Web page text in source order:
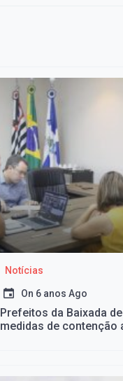
Notícias
On 6 anos Ago
Prefeitos da Baixada
medidas de contenção